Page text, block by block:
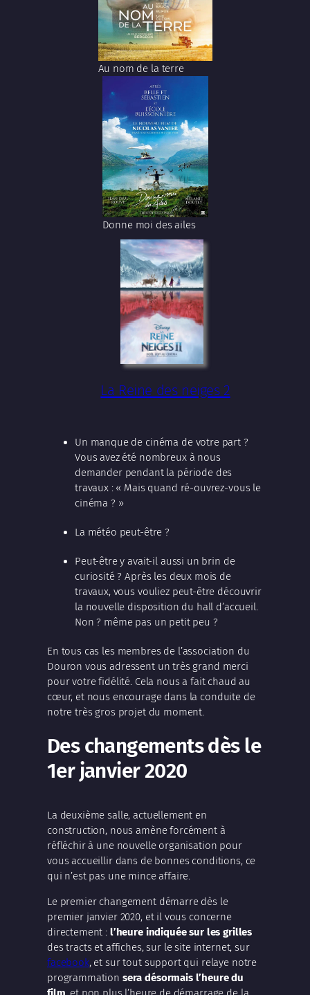
Au nom de la terre
Donne moi des ailes
La Reine des neiges 2
Un manque de cinéma de votre part ?
Vous avez été nombreux à nous
demander pendant la période des
travaux : « Mais quand ré-ouvrez-vous le
cinéma ? »
La météo peut-être ?
Peut-être y avait-il aussi un brin de
curiosité ? Après les deux mois de
travaux, vous vouliez peut-être découvrir
la nouvelle disposition du hall d’accueil.
Non ? même pas un petit peu ?
En tous cas les membres de l’association du
Douron vous adressent un très grand merci
pour votre fidélité. Cela nous a fait chaud au
cœur, et nous encourage dans la conduite de
notre très gros projet du moment.
Des changements dès le
1er janvier 2020
La deuxième salle, actuellement en
construction, nous amène forcément à
réfléchir à une nouvelle organisation pour
vous accueillir dans de bonnes conditions, ce
qui n’est pas une mince affaire.
Le premier changement démarre dès le
premier janvier 2020, et il vous concerne
directement : l’heure indiquée sur les grilles
des tracts et affiches, sur le site internet, sur
facebook, et sur tout support qui relaye notre
programmation sera désormais l’heure du